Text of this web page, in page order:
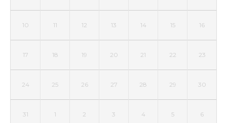
10 11 12 13 14 15 16
17 18 19 20 21 22 23
24 25 26 27 28 29 30
31 1 2 3 4 5 6